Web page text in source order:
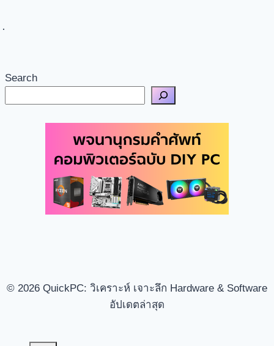
Search
© 2026 QuickPC: วิเคราะห์ เจาะลึก Hardware & Software
อัปเดตล่าสุด